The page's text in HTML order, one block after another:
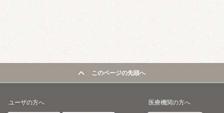
このページの先頭へ
ユーザの方へ 医療機関の方へ